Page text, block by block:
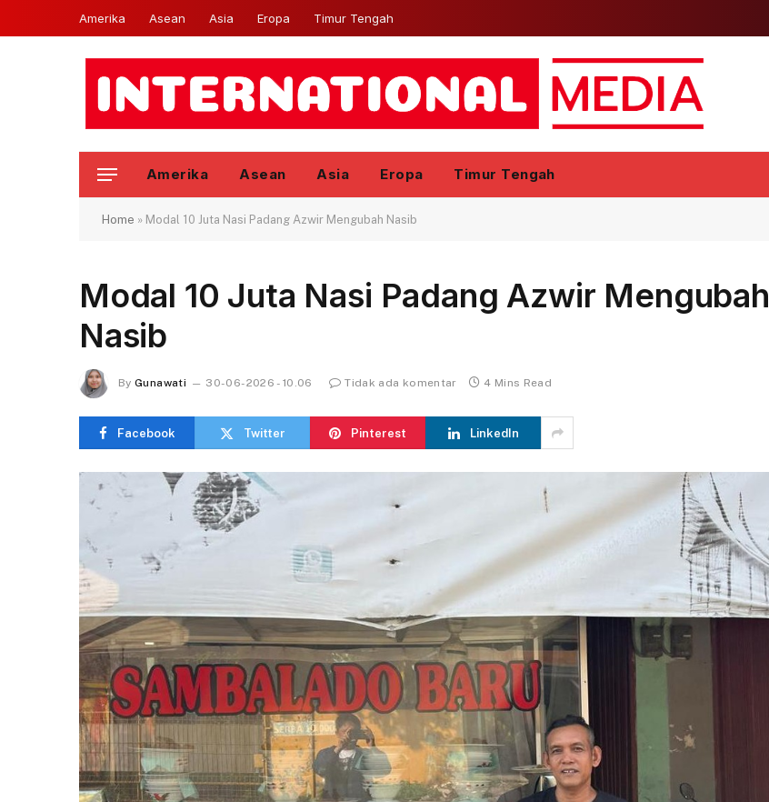
Amerika Asean Asia Eropa Timur Tengah
Amerika Asean Asia Eropa Timur Tengah
Home » Modal 10 Juta Nasi Padang Azwir Mengubah Nasib
Modal 10 Juta Nasi Padang Azwir Mengubah
Nasib
By Gunawati 30-06-2026 - 10.06 Tidak ada komentar 4 Mins Read
Facebook Twitter Pinterest LinkedIn